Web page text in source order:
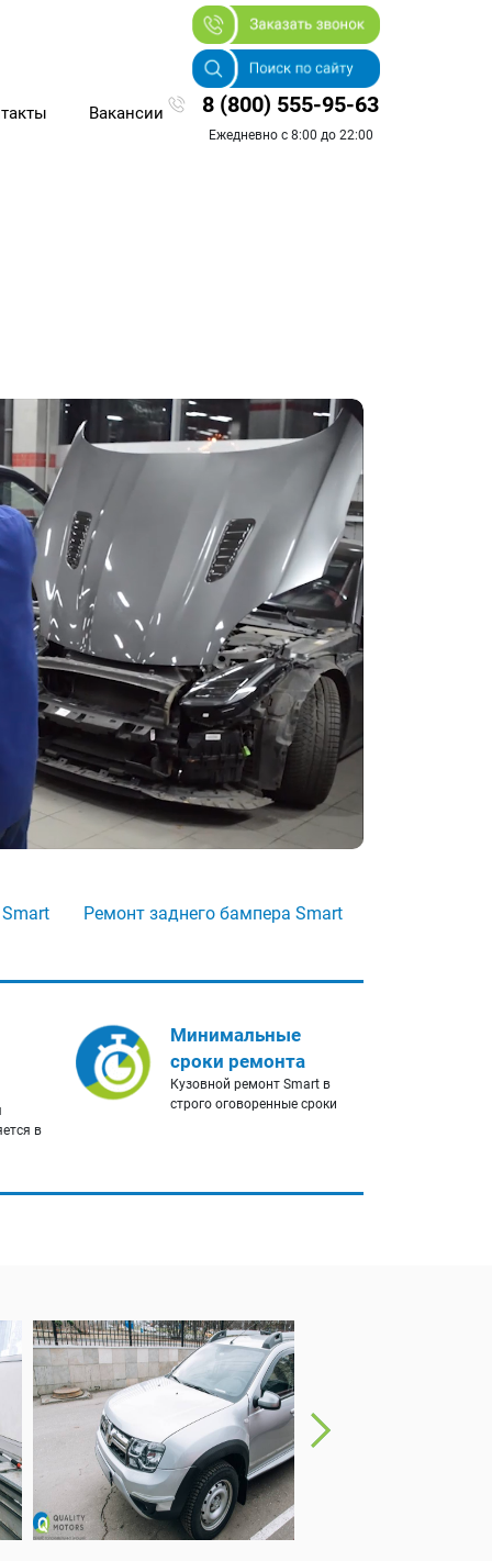
Вакансии 8 (800) 555-95-63
Ежедневно с 8:00 до 22:00
Ремонт заднего бампера Smart
в
Минимальные
сроки ремонта
Кузовной ремонт Smart в
строго оговоренные сроки